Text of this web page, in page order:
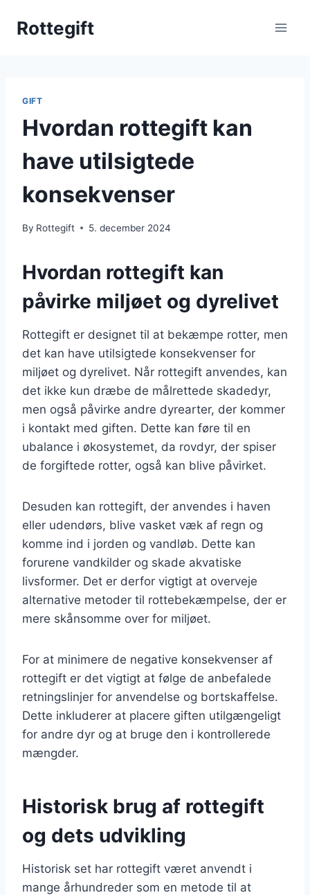
Rottegift
GIFT
Hvordan rottegift kan
have utilsigtede
konsekvenser
By Rottegift 5. december 2024
Hvordan rottegift kan
påvirke miljøet og dyrelivet
Rottegift er designet til at bekæmpe rotter, men
det kan have utilsigtede konsekvenser for
miljøet og dyrelivet. Når rottegift anvendes, kan
det ikke kun dræbe de målrettede skadedyr,
men også påvirke andre dyrearter, der kommer
i kontakt med giften. Dette kan føre til en
ubalance i økosystemet, da rovdyr, der spiser
de forgiftede rotter, også kan blive påvirket.
Desuden kan rottegift, der anvendes i haven
eller udendørs, blive vasket væk af regn og
komme ind i jorden og vandløb. Dette kan
forurene vandkilder og skade akvatiske
livsformer. Det er derfor vigtigt at overveje
alternative metoder til rottebekæmpelse, der er
mere skånsomme over for miljøet.
For at minimere de negative konsekvenser af
rottegift er det vigtigt at følge de anbefalede
retningslinjer for anvendelse og bortskaffelse.
Dette inkluderer at placere giften utilgængeligt
for andre dyr og at bruge den i kontrollerede
mængder.
Historisk brug af rottegift
og dets udvikling
Historisk set har rottegift været anvendt i
mange århundreder som en metode til at